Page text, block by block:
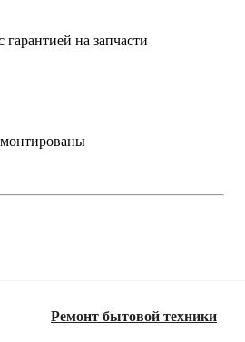
на запчасти
Ремонт бытовой техники